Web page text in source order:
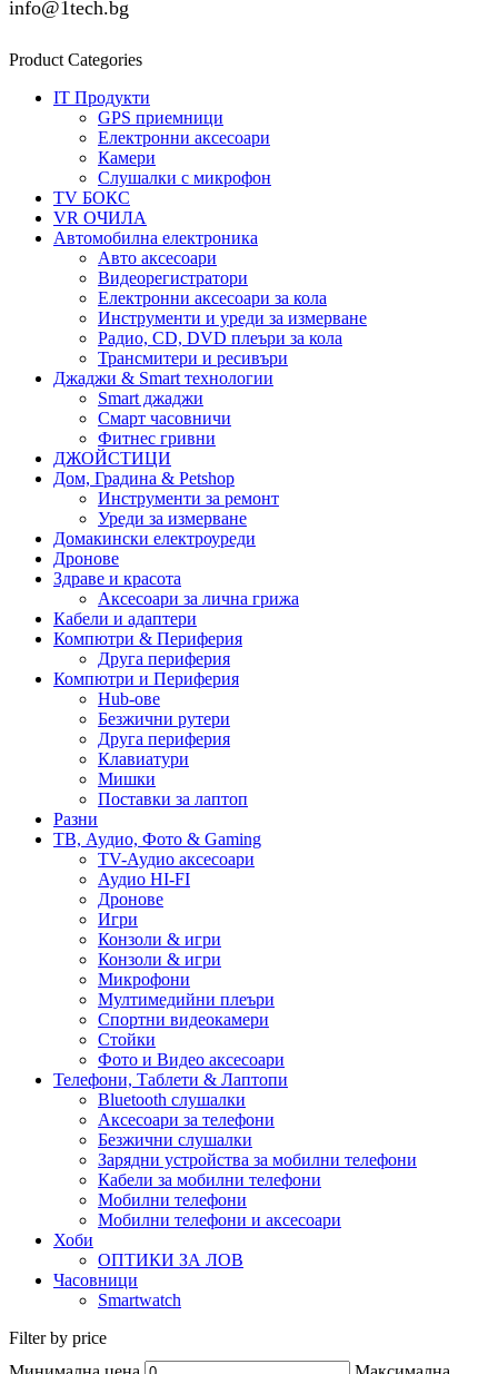
info@1tech.bg
Product Categories
IT Продукти
GPS приемници
Електронни аксесоари
Камери
Слушалки с микрофон
TV БОКС
VR ОЧИЛА
Автомобилна електроника
Авто аксесоари
Видеорегистратори
Електронни аксесоари за кола
Инструменти и уреди за измерване
Радио, CD, DVD плеъри за кола
Трансмитери и ресивъри
Джаджи & Smart технологии
Smart джаджи
Смарт часовничи
Фитнес гривни
ДЖОЙСТИЦИ
Дом, Градина & Petshop
Инструменти за ремонт
Уреди за измерване
Домакински електроуреди
Дронове
Здраве и красота
Аксесоари за лична грижа
Кабели и адаптери
Компютри & Периферия
Друга периферия
Компютри и Периферия
Hub-ове
Безжични рутери
Друга периферия
Клавиатури
Мишки
Поставки за лаптоп
Разни
ТВ, Аудио, Фото & Gaming
TV-Аудио аксесоари
Аудио HI-FI
Дронове
Игри
Конзоли & игри
Конзоли & игри
Микрофони
Мултимедийни плеъри
Спортни видеокамери
Стойки
Фото и Видео аксесоари
Телефони, Таблети & Лаптопи
Bluetooth слушалки
Аксесоари за телефони
Безжични слушалки
Зарядни устройства за мобилни телефони
Кабели за мобилни телефони
Мобилни телефони
Мобилни телефони и аксесоари
Хоби
ОПТИКИ ЗА ЛОВ
Часовници
Smartwatch
Filter by price